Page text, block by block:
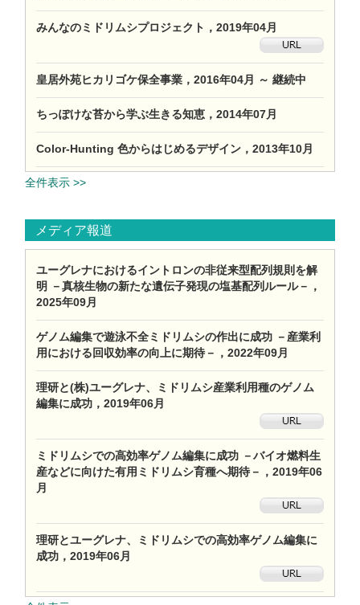
みんなのミドリムシプロジェクト，2019年04月
皇居外苑ヒカリゴケ保全事業，2016年04月 ～ 継続中
ちっぽけな苔から学ぶ生きる知恵，2014年07月
Color-Hunting 色からはじめるデザイン，2013年10月
全件表示 >>
メディア報道
ユーグレナにおけるイントロンの非従来型配列規則を解
明 －真核生物の新たな遺伝子発現の塩基配列ルール－，
2025年09月
ゲノム編集で遊泳不全ミドリムシの作出に成功 －産業利
用における回収効率の向上に期待－，2022年09月
理研と(株)ユーグレナ、ミドリムシ産業利用種のゲノム
編集に成功，2019年06月
ミドリムシでの高効率ゲノム編集に成功 －バイオ燃料生
産などに向けた有用ミドリムシ育種へ期待－，2019年06
月
理研とユーグレナ、ミドリムシでの高効率ゲノム編集に
成功，2019年06月